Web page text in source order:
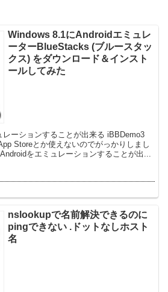
Windows 8.1にAndroidエミュレ
ーターBlueStacks (ブルースタッ
クス) をダウンロード＆インスト
ールしてみた
ョンすることが出来る iBBDemo3
Storeとか使えないのでがっかりしまし
Androidをエミュレーションすることが出...
nslookupで名前解決できるのに
pingできない .ドットなしホスト
名